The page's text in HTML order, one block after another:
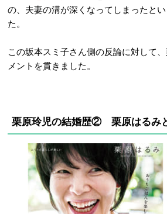
の、夫妻の溝が深くなってしまったと
た。
この坂本スミ子さん側の反論に対して
メントを貫きました。
栗原玲児の結婚歴② 栗原はるみ